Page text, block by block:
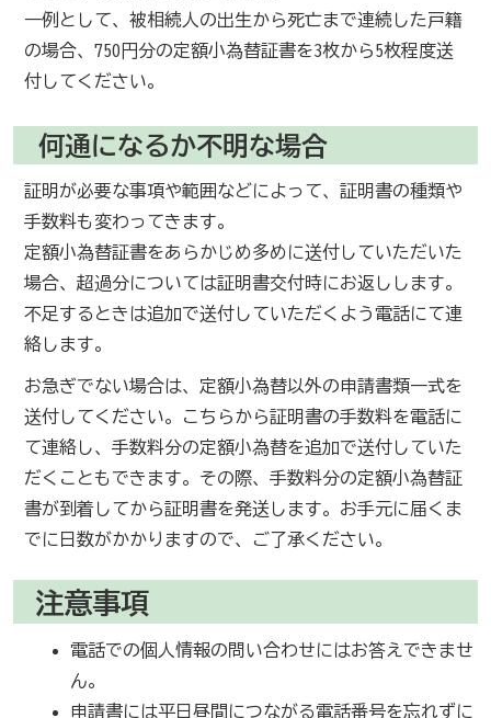
一例として、被相続人の出生から死亡まで連続した戸籍
の場合、750円分の定額小為替証書を3枚から5枚程度送
付してください。
何通になるか不明な場合
証明が必要な事項や範囲などによって、証明書の種類や
手数料も変わってきます。
定額小為替証書をあらかじめ多めに送付していただいた
場合、超過分については証明書交付時にお返しします。
不足するときは追加で送付していただくよう電話にて連
絡します。
お急ぎでない場合は、定額小為替以外の申請書類一式を
送付してください。こちらから証明書の手数料を電話に
て連絡し、手数料分の定額小為替を追加で送付していた
だくこともできます。その際、手数料分の定額小為替証
書が到着してから証明書を発送します。お手元に届くま
でに日数がかかりますので、ご了承ください。
注意事項
電話での個人情報の問い合わせにはお答えできませ
ん。
申請書には平日昼間につながる電話番号を忘れずに